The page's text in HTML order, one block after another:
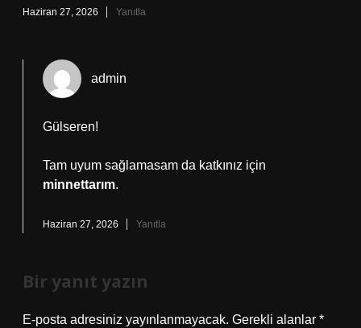
Haziran 27, 2026 Yanıtla
admin
Gülseren!
Tam uyum sağlamasam da katkınız için
minnettarım.
Haziran 27, 2026 Yanıtla
Bir yanıt yazın
E-posta adresiniz yayınlanmayacak. Gerekli alanlar *